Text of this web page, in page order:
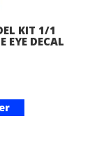
KIT 1/1
EYE DECAL